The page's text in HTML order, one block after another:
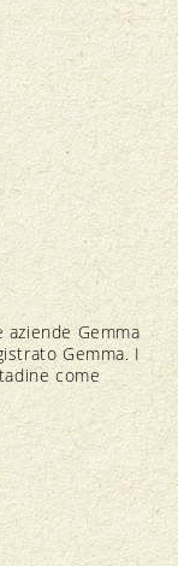
Gemma
Gemma. I
come